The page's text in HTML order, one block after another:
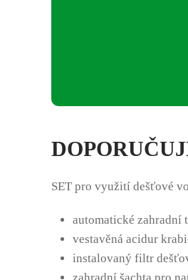
SET pro využití dešťové
automatické zahradní
vestavěná acidur
instalovaný filtr